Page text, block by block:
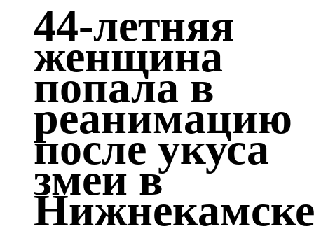
Кадыбаш
105,2 FM
Казан
91,5 FM
Кайбыч
106,1 FM
Кама тамагы
44-летняя
женщина
попала в
реанимацию
после укуса
змеи в
Нижнекамске